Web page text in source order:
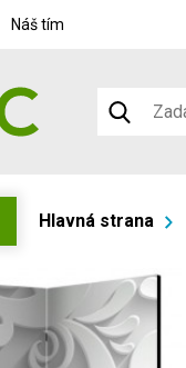
Náš tím
Hlavná strana